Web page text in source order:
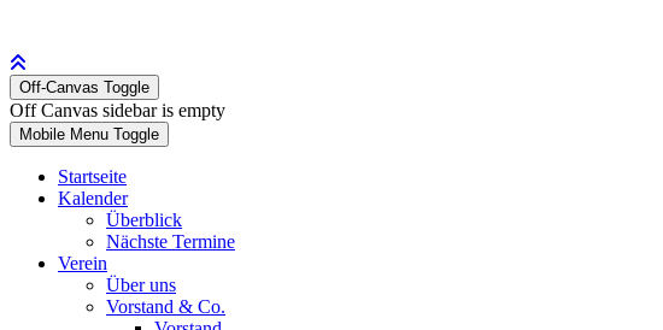
Off-Canvas Toggle
Off Canvas sidebar is empty
Mobile Menu Toggle
Startseite
Kalender
Überblick
Nächste Termine
Verein
Über uns
Vorstand & Co.